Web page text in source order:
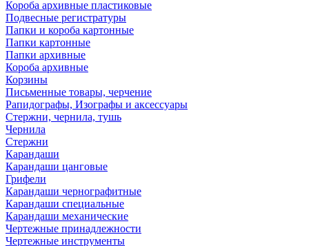
Короба архивные пластиковые
Подвесные регистратуры
Папки и короба картонные
Папки картонные
Папки архивные
Короба архивные
Корзины
Письменные товары, черчение
Рапидографы, Изографы и аксессуары
Стержни, чернила, тушь
Чернила
Стержни
Карандаши
Карандаши цанговые
Грифели
Карандаши чернографитные
Карандаши специальные
Карандаши механические
Чертежные принадлежности
Чертежные инструменты